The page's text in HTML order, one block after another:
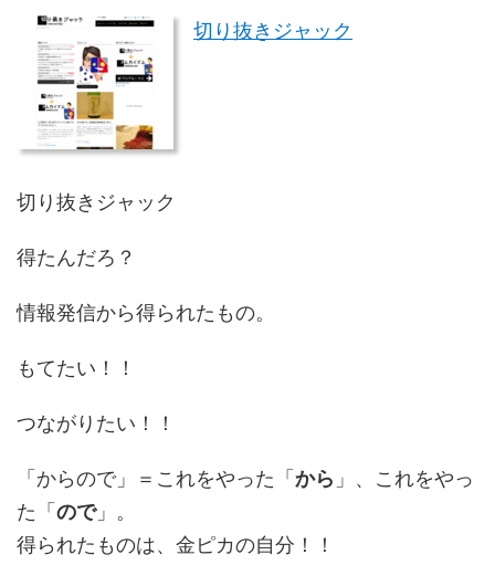
切り抜きジャック
切り抜きジャック
得たんだろ？
情報発信から得られたもの。
もてたい！！
つながりたい！！
「からので」＝これをやった「 から 」、これをやっ
た「 ので」。
得られたものは、金ピカの自分！！